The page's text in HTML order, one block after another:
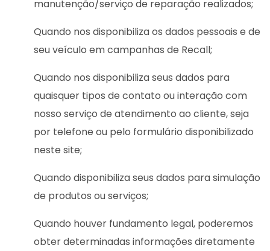
manutenção/serviço de reparação realizados;
Quando nos disponibiliza os dados pessoais e de
seu veículo em campanhas de Recall;
Quando nos disponibiliza seus dados para
quaisquer tipos de contato ou interação com
nosso serviço de atendimento ao cliente, seja
por telefone ou pelo formulário disponibilizado
neste site;
Quando disponibiliza seus dados para simulação
de produtos ou serviços;
Quando houver fundamento legal, poderemos
obter determinadas informações diretamente